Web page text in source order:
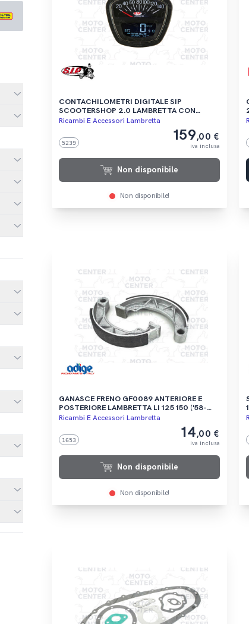
CONTACHILOMETRI DIGITALE SIP
SCOOTERSHOP 2.0 LAMBRETTA CON
SFONDO NERO
Ricambi E Accessori Lambretta
5239 159,00 €
iva inclusa
Non disponibile
Non disponibile!
GANASCE FRENO GF0089 ANTERIORE E
POSTERIORE LAMBRETTA LI 125 150 ('58-
'69) - LAMBRETTA SX 150 200 ('66-'69) -
Ricambi E Accessori Lambretta
1653 14,00 €
iva inclusa
Non disponibile
Non disponibile!